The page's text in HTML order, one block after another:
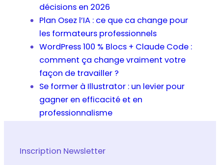
décisions en 2026
Plan Osez l’IA : ce que ca change pour
les formateurs professionnels
WordPress 100 % Blocs + Claude Code :
comment ça change vraiment votre
façon de travailler ?
Se former à Illustrator : un levier pour
gagner en efficacité et en
professionnalisme
Inscription Newsletter